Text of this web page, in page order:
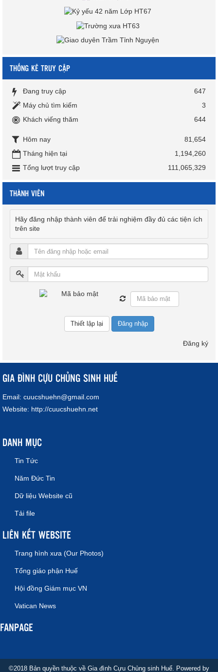
THỐNG KÊ TRUY CẬP
Đang truy cập
647
Máy chủ tìm kiếm
3
Khách viếng thăm
644
Hôm nay
81,654
Tháng hiện tại
1,194,260
Tổng lượt truy cập
111,065,329
THÀNH VIÊN
Hãy đăng nhập thành viên để trải nghiệm đầy đủ các tiện ích
trên site
Đăng nhập
Đăng ký
GIA ĐÌNH CỰU CHỦNG SINH HUẾ
Email: cuucshuehn@gmail.com
Website: http://cuucshuehn.net
DANH MỤC
Tin Tức
Năm Đức Tin
Dữ liệu Website cũ
Tải file
LIÊN KẾT WEBSITE
Trang hình xưa (Our Photos)
Tổng giáo phận Huế
Hội đồng Giám mục VN
Vatican News
FANPAGE
©2018 Bản quyền thuộc về Gia đình Cựu Chủng sinh Huế. Powered by